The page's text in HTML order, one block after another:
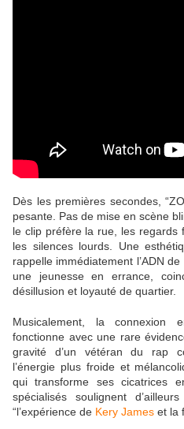
Dès les premières secondes,
pesante. Pas de mise en scène
le clip préfère la rue, les regards
les silences lourds. Une
rappelle immédiatement l’ADN de
une jeunesse en errance,
désillusion et loyauté de quartier.
Musicalement, la connexion
fonctionne avec une rare
gravité d’un vétéran du rap
l’énergie plus froide et
qui transforme ses cicatrices
spécialisés soulignent
“l’expérience de Kery James et la